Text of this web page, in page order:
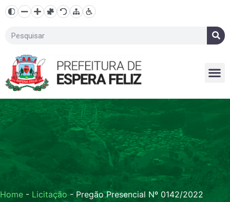
Home - Licitação-Pregão Presencial Nº 0142/2022